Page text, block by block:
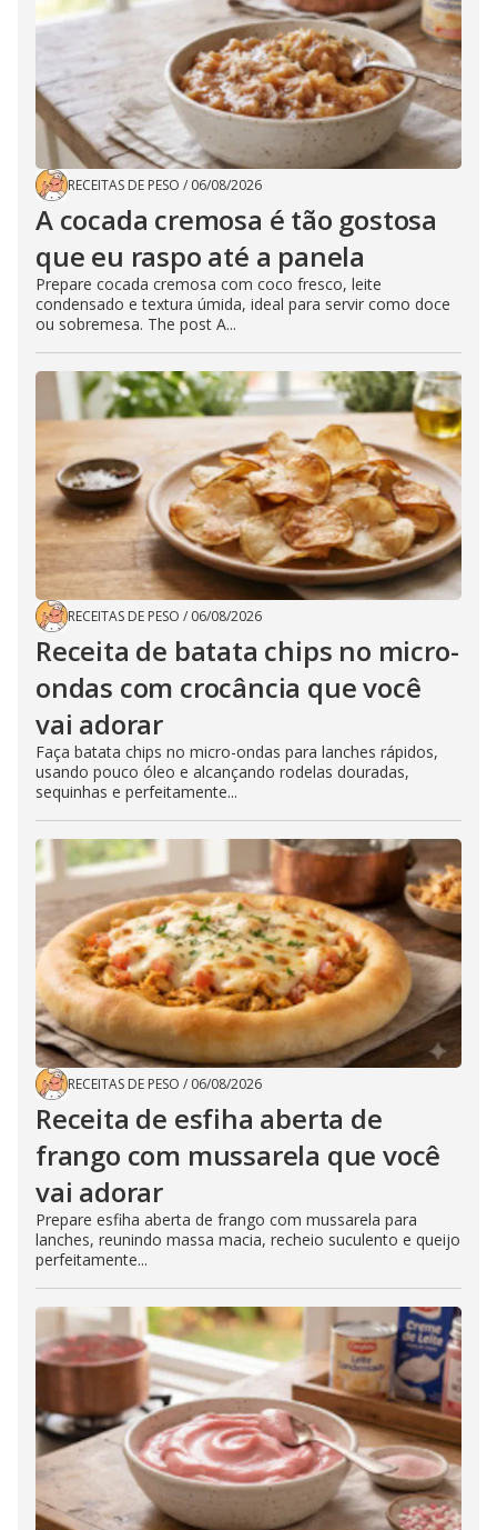
RECEITAS DE PESO / 06/08/2026
A cocada cremosa é tão gostosa
que eu raspo até a panela
Prepare cocada cremosa com coco fresco, leite
condensado e textura úmida, ideal para servir como doce
ou sobremesa. The post A...
RECEITAS DE PESO / 06/08/2026
Receita de batata chips no micro-
ondas com crocância que você
vai adorar
Faça batata chips no micro-ondas para lanches rápidos,
usando pouco óleo e alcançando rodelas douradas,
sequinhas e perfeitamente...
RECEITAS DE PESO / 06/08/2026
Receita de esfiha aberta de
frango com mussarela que você
vai adorar
Prepare esfiha aberta de frango com mussarela para
lanches, reunindo massa macia, recheio suculento e queijo
perfeitamente...